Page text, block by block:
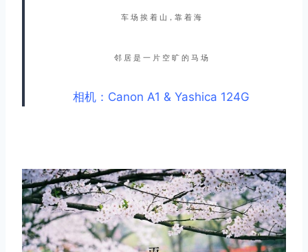
车 场 挨 着 山，靠 着 海
邻 居 是 一 片 空 旷 的 马 场
相机：Canon A1 & Yashica 124G